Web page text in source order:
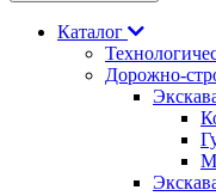
Каталог
Дорожно-